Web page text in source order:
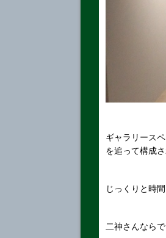
ギャラリース
を追って構成
じっくりと時
二神さんなら